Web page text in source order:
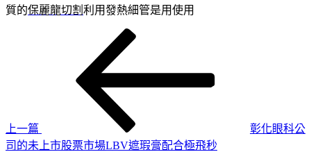
質的保麗龍切割 利用發熱細管是用使用
上一篇
彰化眼科公
司的未上市股票市場LBV遮瑕膏配合極飛秒